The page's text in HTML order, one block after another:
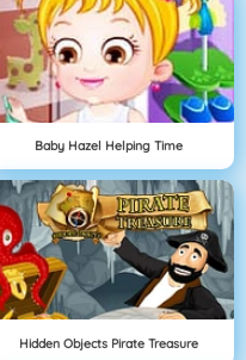
Baby Hazel Helping Time
Hidden Objects Pirate Treasure